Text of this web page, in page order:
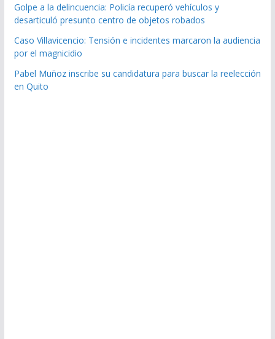
Golpe a la delincuencia: Policía recuperó vehículos y
desarticuló presunto centro de objetos robados
Caso Villavicencio: Tensión e incidentes marcaron la audiencia
por el magnicidio
Pabel Muñoz inscribe su candidatura para buscar la reelección
en Quito